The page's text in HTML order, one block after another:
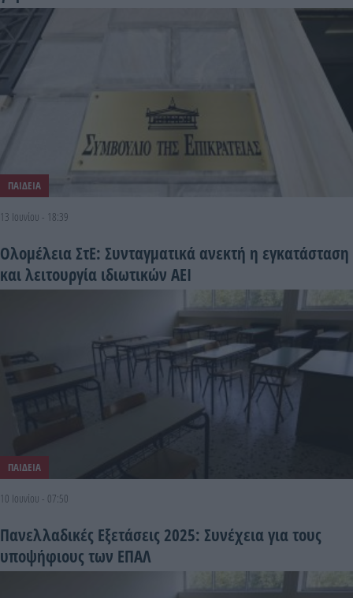
ΠΑΙΔΕΙΑ
13 Ιουνίου - 18:39
Ολομέλεια ΣτΕ: Συνταγματικά ανεκτή η εγκατάσταση
και λειτουργία ιδιωτικών ΑΕΙ
ΠΑΙΔΕΙΑ
10 Ιουνίου - 07:50
Πανελλαδικές Εξετάσεις 2025: Συνέχεια για τους
υποψήφιους των ΕΠΑΛ